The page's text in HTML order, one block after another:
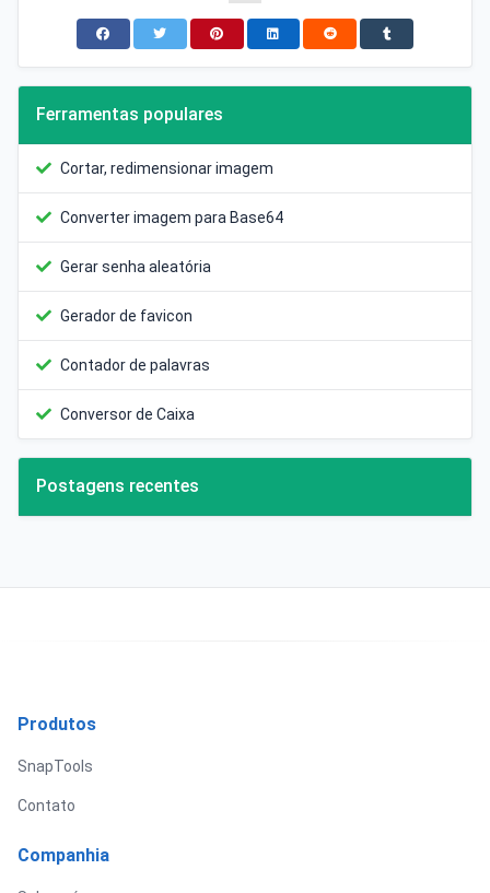
Ferramentas populares
Cortar, redimensionar imagem
Converter imagem para Base64
Gerar senha aleatória
Gerador de favicon
Contador de palavras
Conversor de Caixa
Postagens recentes
Produtos
SnapTools
Contato
Companhia